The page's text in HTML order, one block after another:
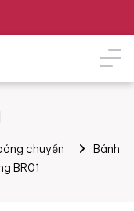
chuyền
Bánh
BR01